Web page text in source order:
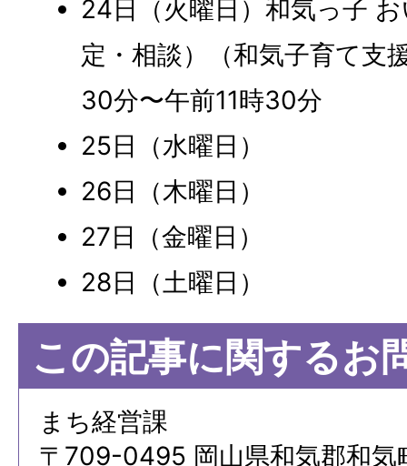
24日（火曜日）和気っ子
定・相談）（和気子育て支
30分〜午前11時30分
25日（水曜日）
26日（木曜日）
27日（金曜日）
28日（土曜日）
この記事に関するお
まち経営課
〒709-0495 岡山県和気郡和気